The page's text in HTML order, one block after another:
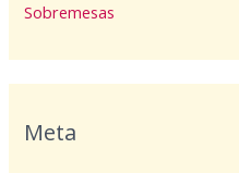
Sobremesas
Meta